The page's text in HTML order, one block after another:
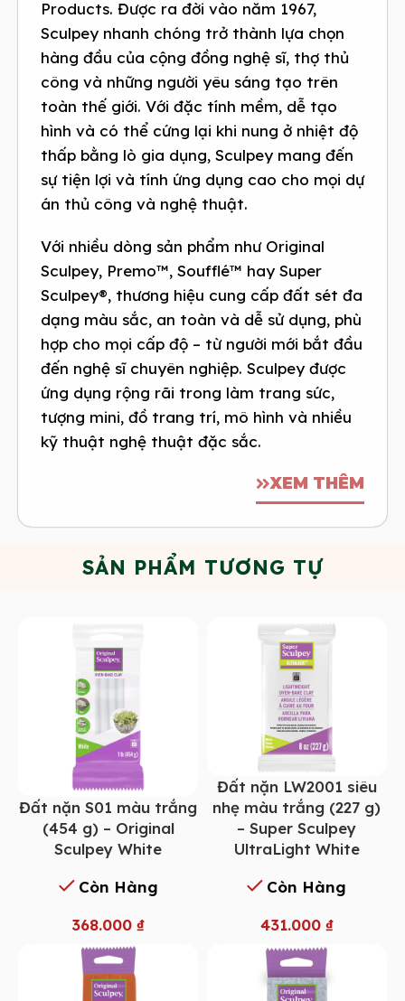
Products. Được ra đời vào năm 1967,
Sculpey nhanh chóng trở thành lựa chọn
hàng đầu của cộng đồng nghệ sĩ, thợ thủ
công và những người yêu sáng tạo trên
toàn thế giới. Với đặc tính mềm, dễ tạo
hình và có thể cứng lại khi nung ở nhiệt độ
thấp bằng lò gia dụng, Sculpey mang đến
sự tiện lợi và tính ứng dụng cao cho mọi dự
án thủ công và nghệ thuật.
Với nhiều dòng sản phẩm như Original
Sculpey, Premo™, Soufflé™ hay Super
Sculpey®, thương hiệu cung cấp đất sét đa
dạng màu sắc, an toàn và dễ sử dụng, phù
hợp cho mọi cấp độ – từ người mới bắt đầu
đến nghệ sĩ chuyên nghiệp. Sculpey được
ứng dụng rộng rãi trong làm trang sức,
tượng mini, đồ trang trí, mô hình và nhiều
kỹ thuật nghệ thuật đặc sắc.
XEM THÊM
SẢN PHẨM TƯƠNG TỰ
Đất nặn S01 màu trắng
(454 g) – Original
Sculpey White
Còn Hàng
368.000 ₫
Đất nặn LW2001 siêu
nhẹ màu trắng (227 g)
– Super Sculpey
UltraLight White
Còn Hàng
431.000 ₫